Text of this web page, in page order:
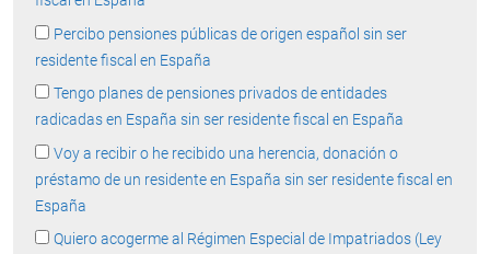
Percibo pensiones públicas de origen español sin ser
residente fiscal en España
Tengo planes de pensiones privados de entidades
radicadas en España sin ser residente fiscal en España
Voy a recibir o he recibido una herencia, donación o
préstamo de un residente en España sin ser residente fiscal en
España
Quiero acogerme al Régimen Especial de Impatriados (Ley